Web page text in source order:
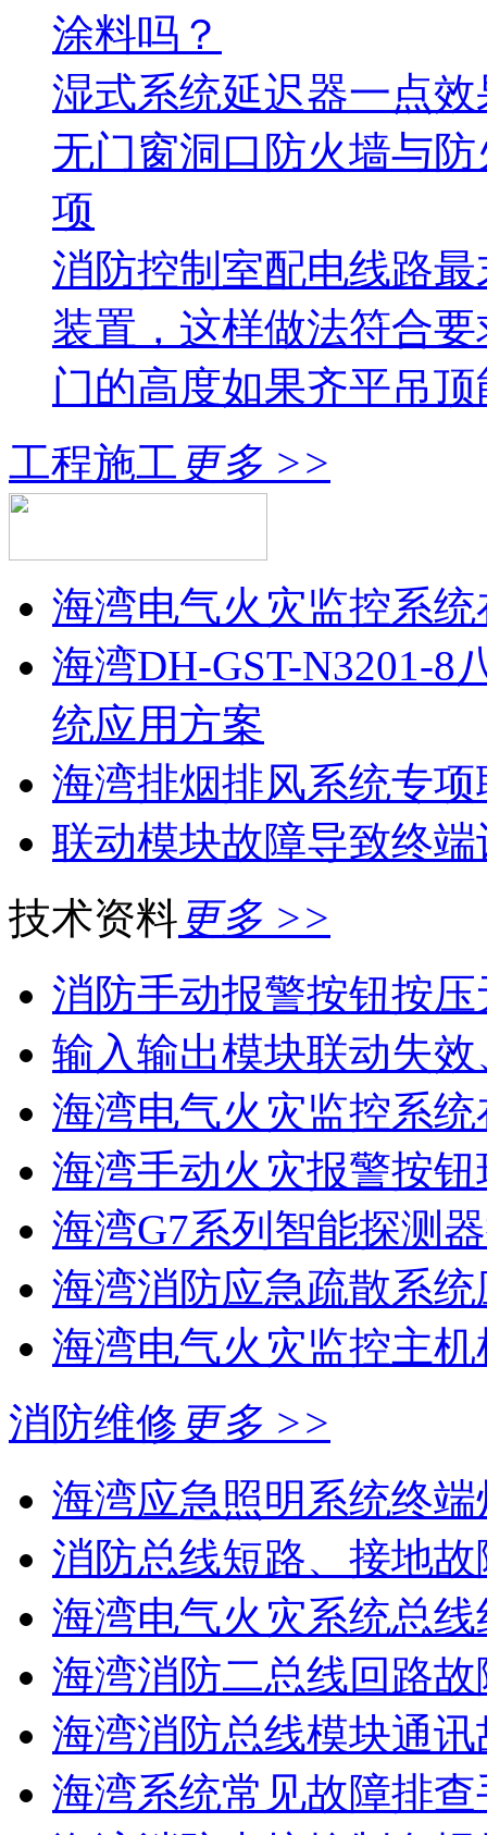
涂料吗？
湿式系统延迟器一点
无门窗洞口防火墙与
项
消防控制室配电线路
装置，这样做法符合
门的高度如果齐平吊
工程施工 更多 >>
海湾电气火灾监控系
海湾DH-GST-N3201-8
统应用方案
海湾排烟排风系统专
联动模块故障导致终
技术资料 更多 >>
消防手动报警按钮按
输入输出模块联动失
海湾电气火灾监控系统
海湾手动火灾报警按钮
海湾G7系列智能探测
海湾消防应急疏散系统
海湾电气火灾监控主
消防维修 更多 >>
海湾应急照明系统终端
消防总线短路、接地故
海湾电气火灾系统总线
海湾消防二总线回路故
海湾消防总线模块通讯
海湾系统常见故障排